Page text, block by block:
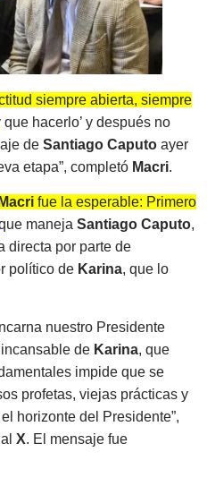
siempre abierta, siempre
hacerlo’ y después no
de Santiago Caputo ayer
etapa”, completó Macri.
Macri fue la esperable: Primero
maneja Santiago Caputo,
directa por parte de
político de Karina, que lo
nuestro Presidente
de Karina, que
impide que se
profetas, viejas prácticas y
horizonte del Presidente”,
X. El mensaje fue